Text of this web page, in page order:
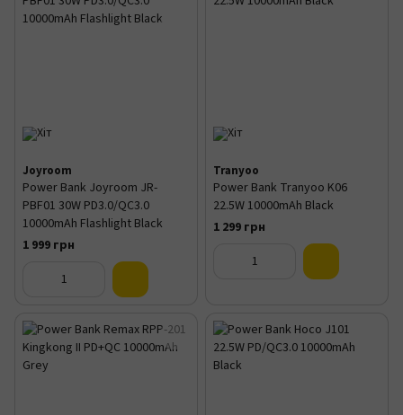
Joyroom
Power Bank Joyroom JR-
PBF01 30W PD3.0/QC3.0
10000mAh Flashlight Black
1 999 грн
Tranyoo
Power Bank Tranyoo K06
22.5W 10000mAh Black
1 299 грн